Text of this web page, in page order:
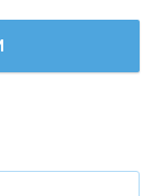
цифровом